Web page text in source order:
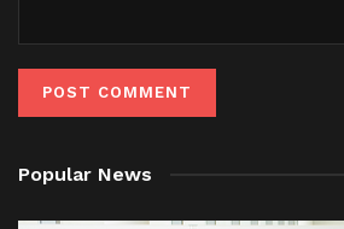
Popular News